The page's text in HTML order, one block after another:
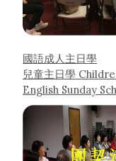
國語成人主日學
兒童主日學
English Sunday